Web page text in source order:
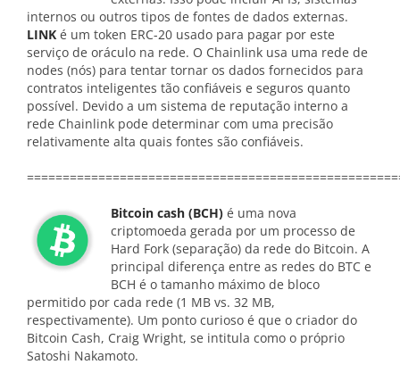
internos ou outros tipos de fontes de dados externas.
LINK é um token ERC-20 usado para pagar por este
serviço de oráculo na rede. O Chainlink usa uma rede de
nodes (nós) para tentar tornar os dados fornecidos para
contratos inteligentes tão confiáveis e seguros quanto
possível. Devido a um sistema de reputação interno a
rede Chainlink pode determinar com uma precisão
relativamente alta quais fontes são confiáveis.
Bitcoin cash (BCH) é uma nova
criptomoeda gerada por um processo de
Hard Fork (separação) da rede do Bitcoin. A
principal diferença entre as redes do BTC e
BCH é o tamanho máximo de bloco
permitido por cada rede (1 MB vs. 32 MB,
respectivamente). Um ponto curioso é que o criador do
Bitcoin Cash, Craig Wright, se intitula como o próprio
Satoshi Nakamoto.